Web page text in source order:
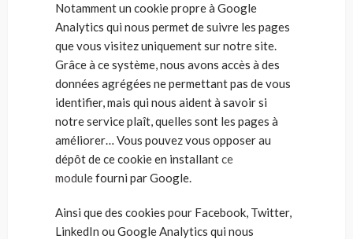
Notamment un cookie propre à Google
Analytics qui nous permet de suivre les pages
que vous visitez uniquement sur notre site.
Grâce à ce système, nous avons accès à des
données agrégées ne permettant pas de vous
identifier, mais qui nous aident à savoir si
notre service plaît, quelles sont les pages à
améliorer… Vous pouvez vous opposer au
dépôt de ce cookie en installantce
modulefourni par Google.
Ainsi que des cookies pour Facebook, Twitter,
LinkedIn ou Google Analytics qui nous